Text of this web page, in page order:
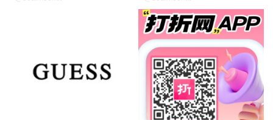
关注我们